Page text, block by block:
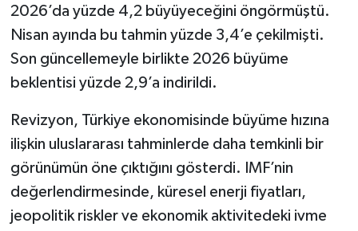
2026’da yüzde 4,2 büyüyeceğini öngörmüştü.
Nisan ayında bu tahmin yüzde 3,4’e çekilmişti.
Son güncellemeyle birlikte 2026 büyüme
beklentisi yüzde 2,9’a indirildi.
Revizyon, Türkiye ekonomisinde büyüme hızına
ilişkin uluslararası tahminlerde daha temkinli bir
görünümün öne çıktığını gösterdi. IMF’nin
değerlendirmesinde, küresel enerji fiyatları,
jeopolitik riskler ve ekonomik aktivitedeki ivme